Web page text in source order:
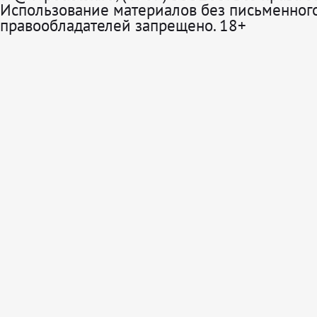
Использование материалов без
правообладателей запрещено. 18+